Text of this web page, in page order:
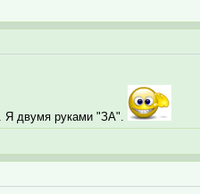
Я двумя руками "ЗА".